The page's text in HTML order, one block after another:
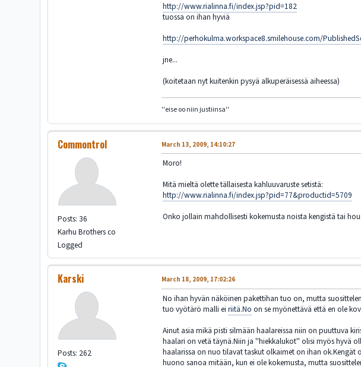
http://www.rialinna.fi/index.jsp?pid=182
tuossa on ihan hyviä
http://perhokulma.workspace8.smilehouse.com/
jne...
(koitetaan nyt kuitenkin pysyä alkuperäisessä aiheessa)
''eise oo niin justiinsa''
Commontrol
Posts: 36
Karhu Brothers co
Logged
March 13, 2009, 14:10:27
Moro!
Mitä mieltä olette tällaisesta kahluuvaruste setistä:
http://www.rialinna.fi/index.jsp?pid=77&productid=5709
Onko jollain mahdollisesti kokemusta noista kengistä tai
Karski
Posts: 262
March 18, 2009, 17:02:26
No ihan hyvän näköinen pakettihan tuo on, mutta
tuo vyötärö malli eiriitä.No on se myönettävä että en ole
Ainut asia mikä pisti silmään haalareissa niin on puuttuva
haalari on vetä täynä.Niin ja ''hiekkalukot'' olisi myös hyvä
haalarissa on nuo tilavat taskut olkaimet on ihan ok.Kengät
huono sanoa mitään, kun ei ole kokemusta, mutta